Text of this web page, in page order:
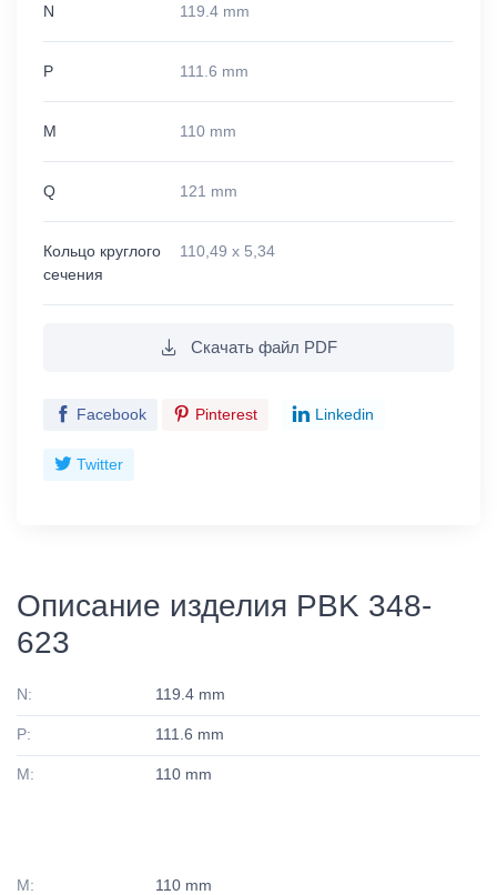
N 119.4 mm
P 111.6 mm
M 110 mm
Q 121 mm
Кольцо круглого
сечения
110,49 x 5,34
Скачать файл PDF
Facebook Pinterest Linkedin
Twitter
Описание изделия PBK 348-
623
N: 119.4 mm
P: 111.6 mm
M: 110 mm
M: 110 mm